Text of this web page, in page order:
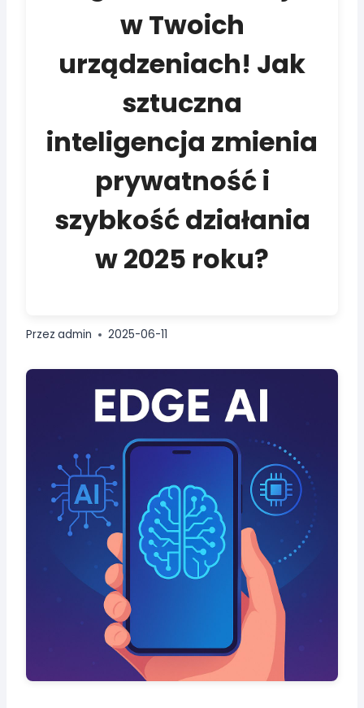
w Twoich
urządzeniach! Jak
sztuczna
inteligencja zmienia
prywatność i
szybkość działania
w 2025 roku?
Przez admin 2025-06-11